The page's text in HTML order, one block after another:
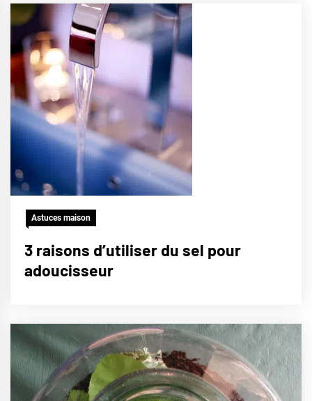
Astuces maison
3 raisons d’utiliser du sel pour
adoucisseur